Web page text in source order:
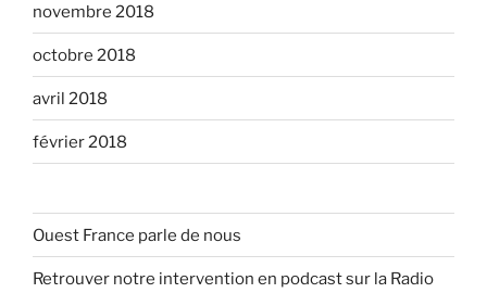
novembre 2018
octobre 2018
avril 2018
février 2018
Ouest France parle de nous
Retrouver notre intervention en podcast sur la Radio